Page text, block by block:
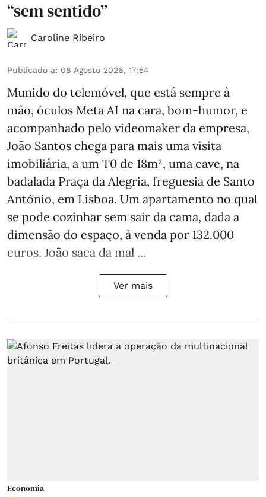
“sem sentido”
Caroline Ribeiro
Publicado a: 08 Agosto 2026, 17:54
Munido do telemóvel, que está sempre à
mão, óculos Meta AI na cara, bom-humor, e
acompanhado pelo videomaker da empresa,
João Santos chega para mais uma visita
imobiliária, a um T0 de 18m², uma cave, na
badalada Praça da Alegria, freguesia de Santo
António, em Lisboa. Um apartamento no qual
se pode cozinhar sem sair da cama, dada a
dimensão do espaço, à venda por 132.000
euros. João saca da mal ...
Ver mais
Economia